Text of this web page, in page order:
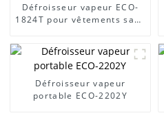
Défroisseur vapeur ECO-
1824T pour vêtements sans
Défroisseur vapeur
portable ECO-2202Y